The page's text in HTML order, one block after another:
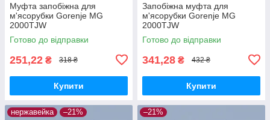
Муфта запобіжна для
м'ясорубки Gorenje MG
2000TJW
Готово до відправки
251,22 ₴ 318 ₴
Купити
Запобіжна муфта для
м'ясорубки Gorenje MG
2000TJW
Готово до відправки
341,28 ₴ 432 ₴
Купити
нержавейка –21% –21%